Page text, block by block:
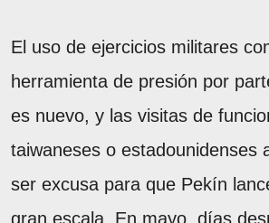
El uso de ejercicios militares
herramienta de presión por
es nuevo, y las visitas de
taiwaneses o estadounidenses
ser excusa para que Pekín
gran escala. En mayo, días